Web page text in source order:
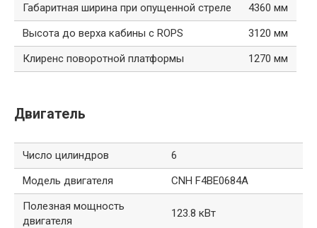
Габаритная ширина при опущенной стреле
4360 мм
Высота до верха кабины с ROPS
3120 мм
Клиренс поворотной платформы
1270 мм
Двигатель
Число цилиндров
6
Модель двигателя
CNH F4BE0684A
Полезная мощность
двигателя
123.8 кВт